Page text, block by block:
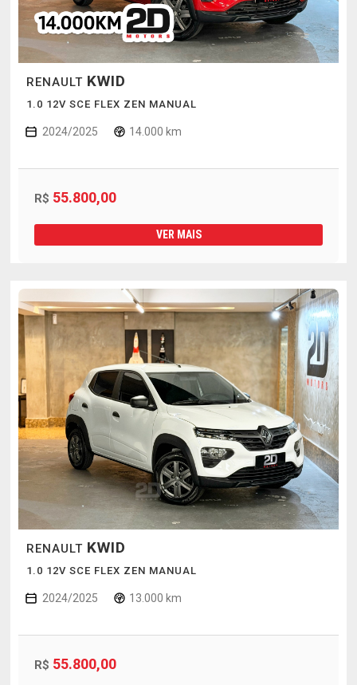
RENAULT KWID
1.0 12V SCE FLEX ZEN MANUAL
2024/2025 14.000 km
R$ 55.800,00
VER MAIS
RENAULT KWID
1.0 12V SCE FLEX ZEN MANUAL
2024/2025 13.000 km
R$ 55.800,00